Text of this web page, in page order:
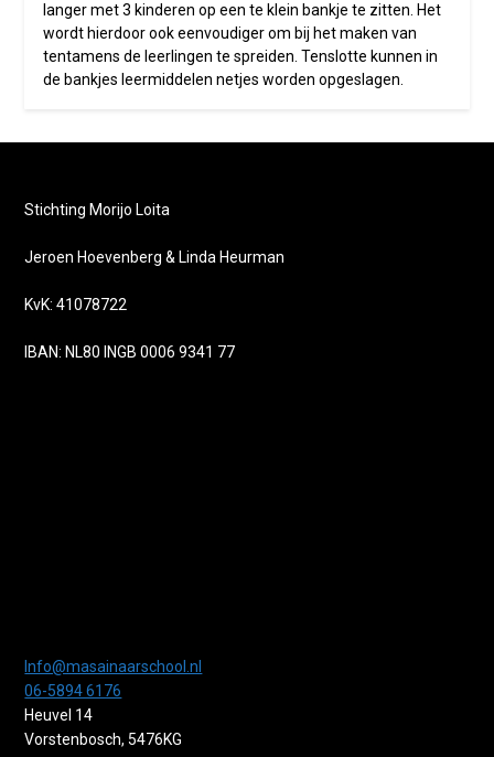
langer met 3 kinderen op een te klein bankje te zitten. Het
wordt hierdoor ook eenvoudiger om bij het maken van
tentamens de leerlingen te spreiden. Tenslotte kunnen in
de bankjes leermiddelen netjes worden opgeslagen.
Stichting Morijo Loita
Jeroen Hoevenberg & Linda Heurman
KvK: 41078722
IBAN: NL80 INGB 0006 9341 77
Info@masainaarschool.nl
06-5894 6176
Heuvel 14
Vorstenbosch,5476KG